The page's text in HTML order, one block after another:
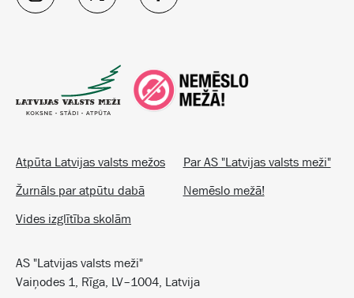
Atpūta Latvijas valsts mežos
Par AS "Latvijas valsts meži"
Žurnāls par atpūtu dabā
Nemēslo mežā!
Vides izglītība skolām
AS "Latvijas valsts meži"
Vaiņodes 1, Rīga, LV–1004, Latvija